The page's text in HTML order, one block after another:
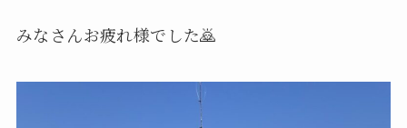
みなさんお疲れ様でした🙇